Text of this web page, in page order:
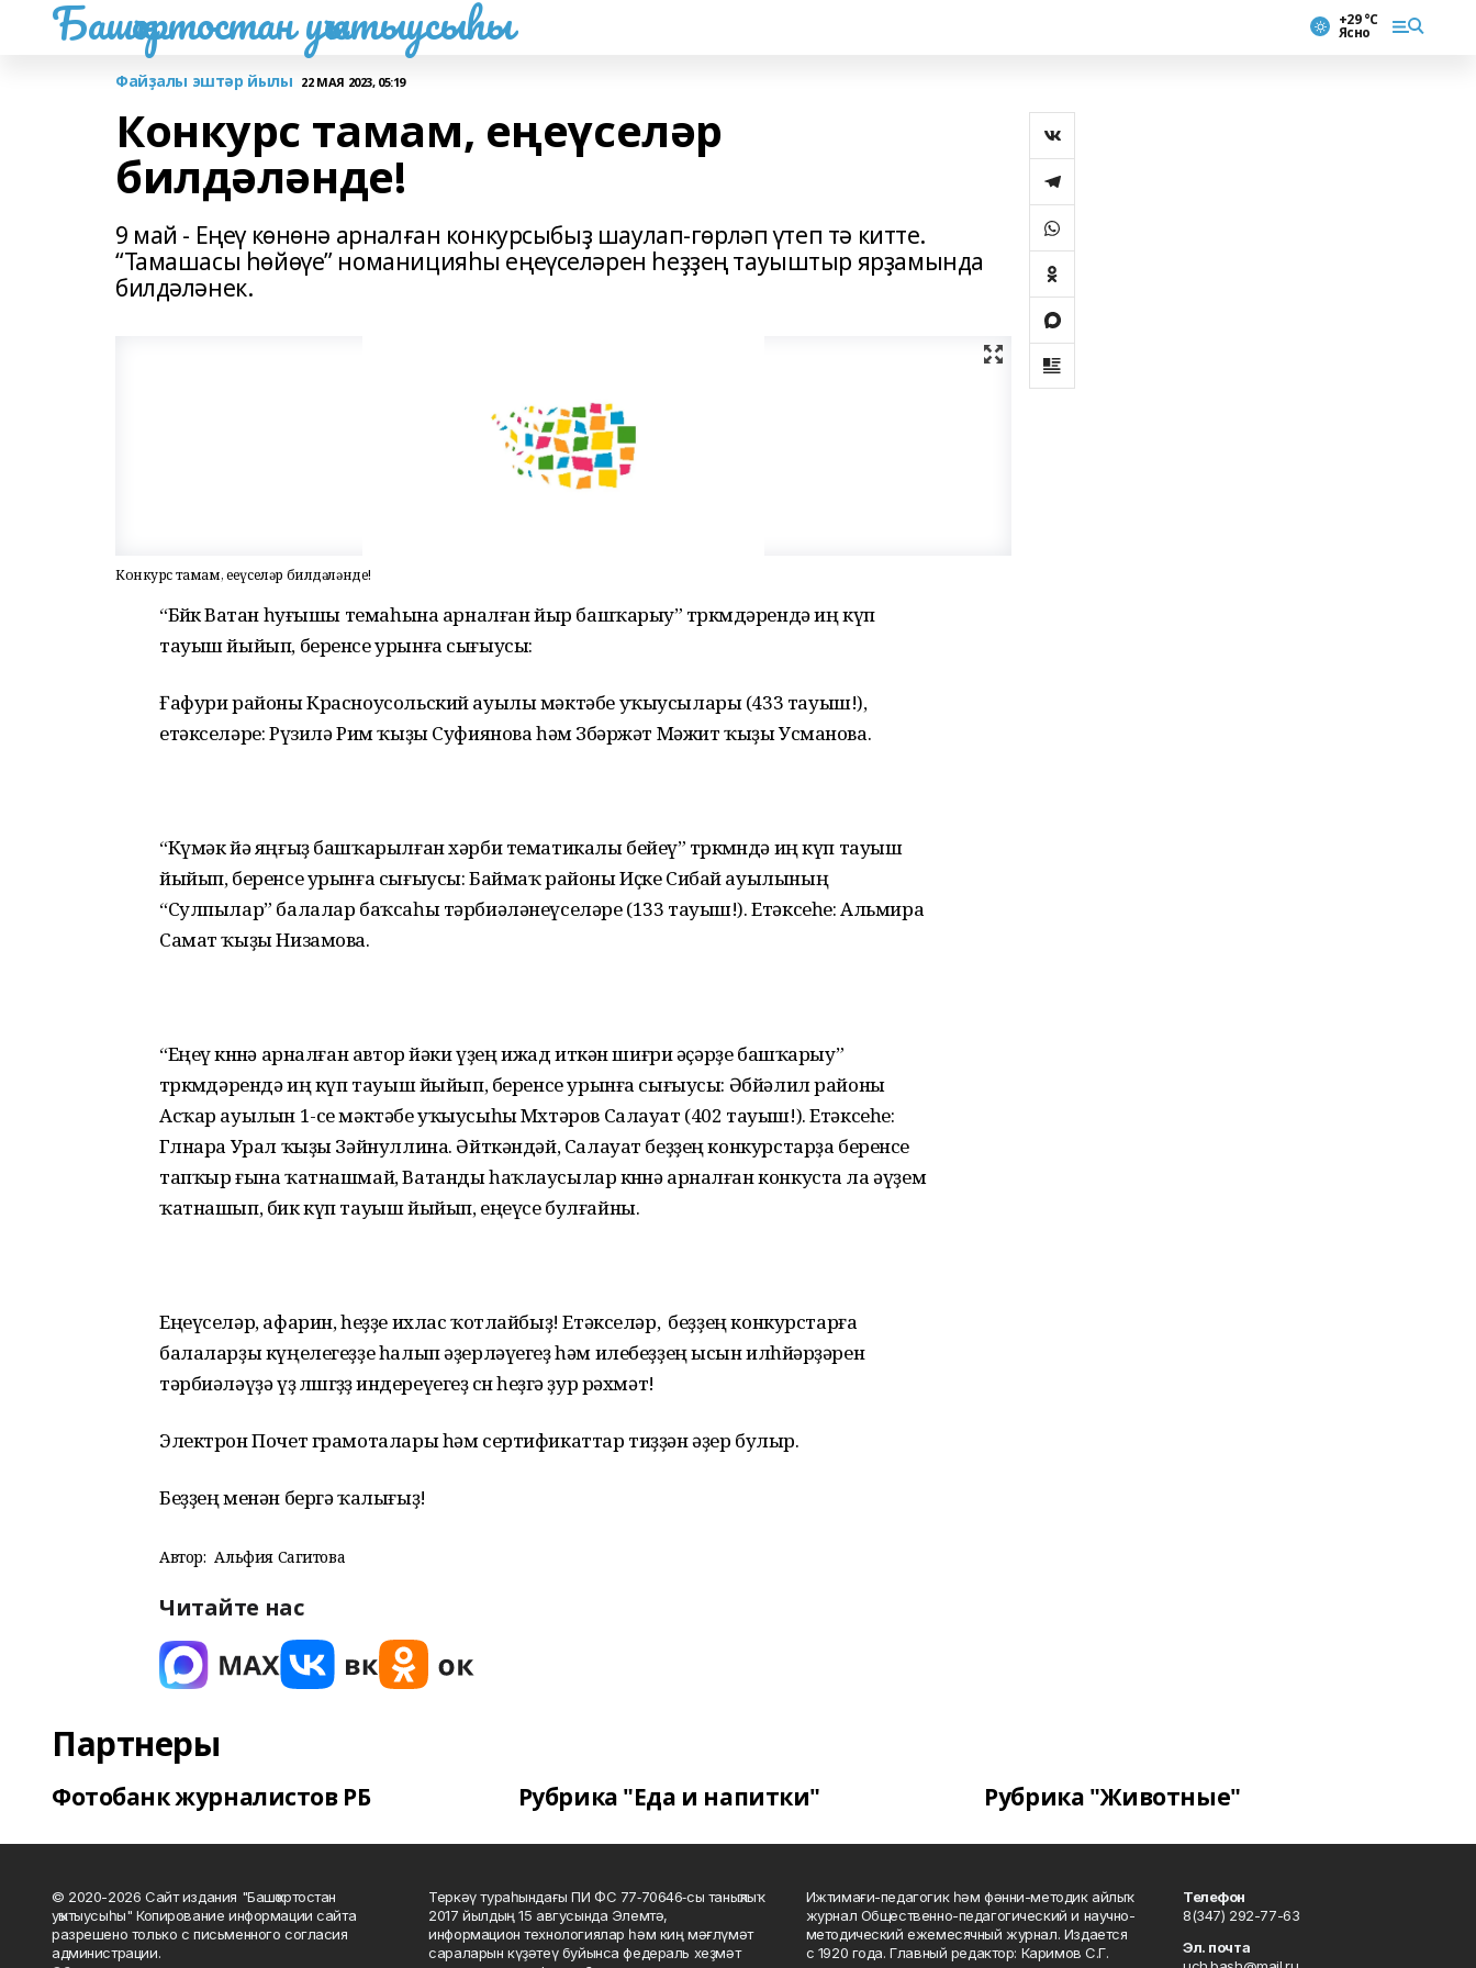
Башҡортостан уҡытыусыһы +29 °С
Ясно
Файҙалы эштәр йылы 22 МАЯ 2023, 05:19
Конкурс тамам, еңеүселәр
билдәләнде!
9 май - Еңеү көнөнә арналған конкурсыбыҙ шаулап-гөрләп үтеп тә китте.
“Тамашасы һөйөүе” номаницияһы еңеүселәрен һеҙҙең тауыштыр ярҙамында
билдәләнек.
Конкурс тамам, еңеүселәр билдәләнде!
“Бөйөк Ватан һуғышы темаһына арналған йыр башҡарыу” төркөмдәрендә иң күп
тауыш йыйып, беренсе урынға сығыусы:
Ғафури районы Красноусольский ауылы мәктәбе уҡыусылары (433 тауыш!),
етәкселәре: Рүзилә Рим ҡыҙы Суфиянова һәм Зөбәржәт Мәжит ҡыҙы Усманова.
“Күмәк йә яңғыҙ башҡарылған хәрби тематикалы бейеү” төркөмөндә иң күп тауыш
йыйып, беренсе урынға сығыусы: Баймаҡ районы Иҫке Сибай ауылының
“Сулпылар” балалар баҡсаһы тәрбиәләнеүселәре (133 тауыш!). Етәксеһе: Альмира
Самат ҡыҙы Низамова.
“Еңеү көнөнә арналған автор йәки үҙең ижад иткән шиғри әҫәрҙе башҡарыу”
төркөмдәрендә иң күп тауыш йыйып, беренсе урынға сығыусы: Әбйәлил районы
Асҡар ауылын 1-се мәктәбе уҡыусыһы Мөхтәров Салауат (402 тауыш!). Етәксеһе:
Гөлнара Урал ҡыҙы Зәйнуллина. Әйткәндәй, Салауат беҙҙең конкурстарҙа беренсе
тапҡыр ғына ҡатнашмай, Ватанды һаҡлаусылар көнөнә арналған конкуста ла әүҙем
ҡатнашып, бик күп тауыш йыйып, еңеүсе булғайны.
Еңеүселәр, афарин, һеҙҙе ихлас ҡотлайбыҙ! Етәкселәр, беҙҙең конкурстарға
балаларҙы күңелегеҙҙе һалып әҙерләүегеҙ һәм илебеҙҙең ысын илһөйәрҙәрен
тәрбиәләүҙә үҙ өлөшөгөҙҙө индереүегеҙ өсөн һеҙгә ҙур рәхмәт!
Электрон Почет грамоталары һәм сертификаттар тиҙҙән әҙер булыр.
Беҙҙең менән бергә ҡалығыҙ!
Автор: Альфия Сагитова
Читайте нас
Партнеры
Фотобанк журналистов РБ Рубрика "Еда и напитки" Рубрика "Животные"
© 2020-2026 Сайт издания "Башҡортостан
уҡытыусыһы" Копирование информации сайта
разрешено только с письменного согласия
администрации.
Теркәү тураһындағы ПИ ФС 77‑70646‑сы таныҡлыҡ
2017 йылдың 15 авгусында Элемтә,
информацион технологиялар һәм киң мәғлүмәт
сараларын күҙәтеү буйынса федераль хеҙмәт
Ижтимағи-педагогик һәм фәнни-методик айлыҡ
журнал Общественно-педагогический и научно-
методический ежемесячный журнал. Издается
с 1920 года. Главный редактор: Каримов С.Г.
Телефон
8(347) 292-77-63
Эл. почта